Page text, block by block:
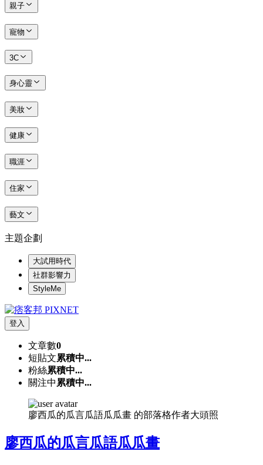
親子
寵物
3C
身心靈
美妝
健康
職涯
住家
藝文
主題企劃
大試用時代
社群影響力
StyleMe
登入
文章數0
短貼文累積中...
粉絲累積中...
關注中 累積中...
廖西瓜的瓜言瓜語瓜瓜畫 的部落格作者大頭照
廖西瓜的瓜言瓜語瓜瓜畫